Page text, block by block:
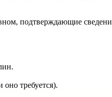
подтверждающие
оно требуется).